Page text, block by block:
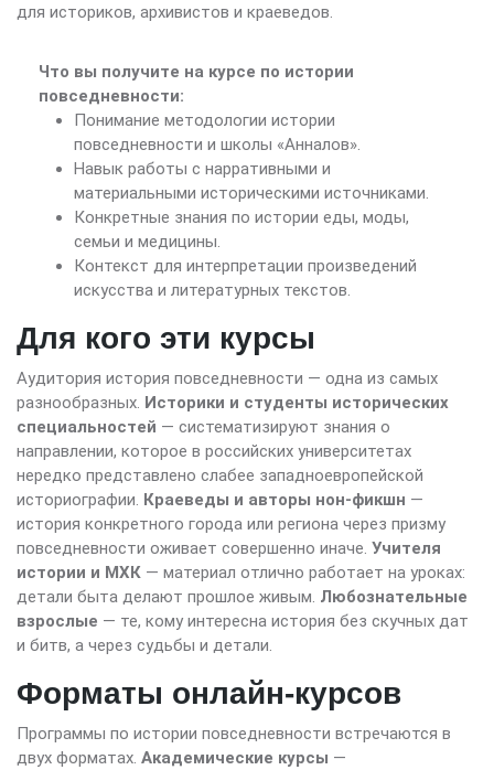
для историков, архивистов и краеведов.
Что вы получите на курсе по истории
повседневности:
Понимание методологии истории
повседневности и школы «Анналов».
Навык работы с нарративными и
материальными историческими источниками.
Конкретные знания по истории еды, моды,
семьи и медицины.
Контекст для интерпретации произведений
искусства и литературных текстов.
Для кого эти курсы
Аудитория история повседневности — одна из самых
разнообразных. Историки и студенты исторических
специальностей — систематизируют знания о
направлении, которое в российских университетах
нередко представлено слабее западноевропейской
историографии. Краеведы и авторы нон-фикшн —
история конкретного города или региона через призму
повседневности оживает совершенно иначе. Учителя
истории и МХК — материал отлично работает на уроках:
детали быта делают прошлое живым. Любознательные
взрослые — те, кому интересна история без скучных дат
и битв, а через судьбы и детали.
Форматы онлайн-курсов
Программы по истории повседневности встречаются в
двух форматах. Академические курсы —